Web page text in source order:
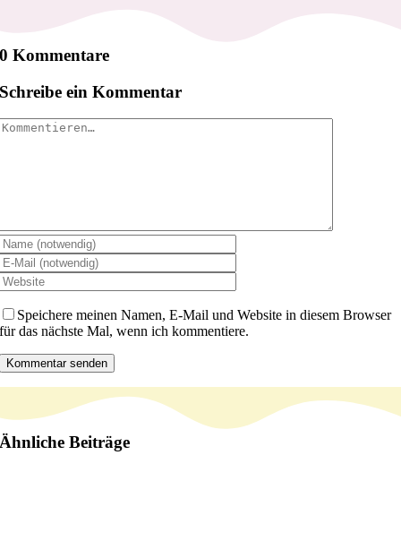
0 Kommentare
Schreibe ein Kommentar
Speichere meinen Namen, E-Mail und Website in diesem Browser
für das nächste Mal, wenn ich kommentiere.
Ähnliche Beiträge